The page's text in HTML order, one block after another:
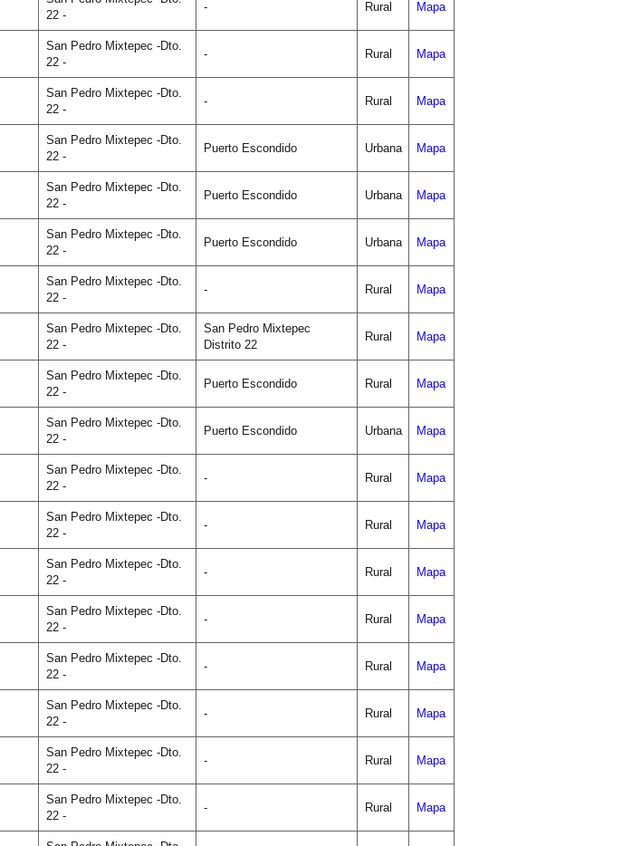
22 -
- Rural Mapa
San Pedro Mixtepec -Dto.
22 -
- Rural Mapa
San Pedro Mixtepec -Dto.
22 -
- Rural Mapa
San Pedro Mixtepec -Dto.
22 -
Puerto Escondido Urbana Mapa
San Pedro Mixtepec -Dto.
22 -
Puerto Escondido Urbana Mapa
San Pedro Mixtepec -Dto.
22 -
Puerto Escondido Urbana Mapa
San Pedro Mixtepec -Dto.
22 -
- Rural Mapa
San Pedro Mixtepec -Dto.
22 -
San Pedro Mixtepec
Distrito 22
Rural Mapa
San Pedro Mixtepec -Dto.
22 -
Puerto Escondido Rural Mapa
San Pedro Mixtepec -Dto.
22 -
Puerto Escondido Urbana Mapa
San Pedro Mixtepec -Dto.
22 -
- Rural Mapa
San Pedro Mixtepec -Dto.
22 -
- Rural Mapa
San Pedro Mixtepec -Dto.
22 -
- Rural Mapa
San Pedro Mixtepec -Dto.
22 -
- Rural Mapa
San Pedro Mixtepec -Dto.
22 -
- Rural Mapa
San Pedro Mixtepec -Dto.
22 -
- Rural Mapa
San Pedro Mixtepec -Dto.
22 -
- Rural Mapa
San Pedro Mixtepec -Dto.
22 -
- Rural Mapa